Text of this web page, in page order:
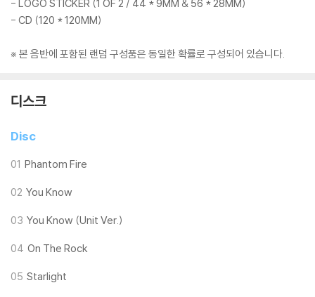
Phantom Fire는 대립 이후의 이야기를 다룬다. 공존이 시작되는 지점에
서, XODIAC은 이 불꽃 위에 자신들만의 새로운 질서를 세워간다.
- LOGO STICKER (1 OF 2 / 44 * 9MM & 56 * 28MM)
- CD (120 * 120MM)
※ 본 음반에 포함된 랜덤 구성품은 동일한 확률로 구성되어 있습니다.
디스크
Disc
01 Phantom Fire
02 You Know
03 You Know (Unit Ver.)
04 On The Rock
05 Starlight